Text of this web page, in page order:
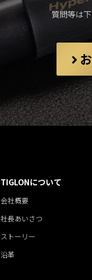
質問等は
TIGLONについて
会社概要
社長あいさつ
ストーリー
沿革